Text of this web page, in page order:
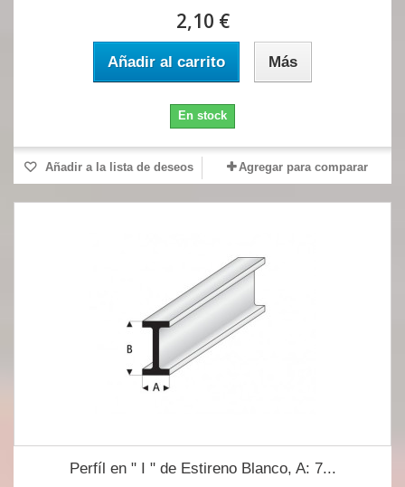
2,10 €
Añadir al carrito Más
En stock
Añadir a la lista de deseos Agregar para comparar
Perfíl en " I " de Estireno Blanco, A: 7...